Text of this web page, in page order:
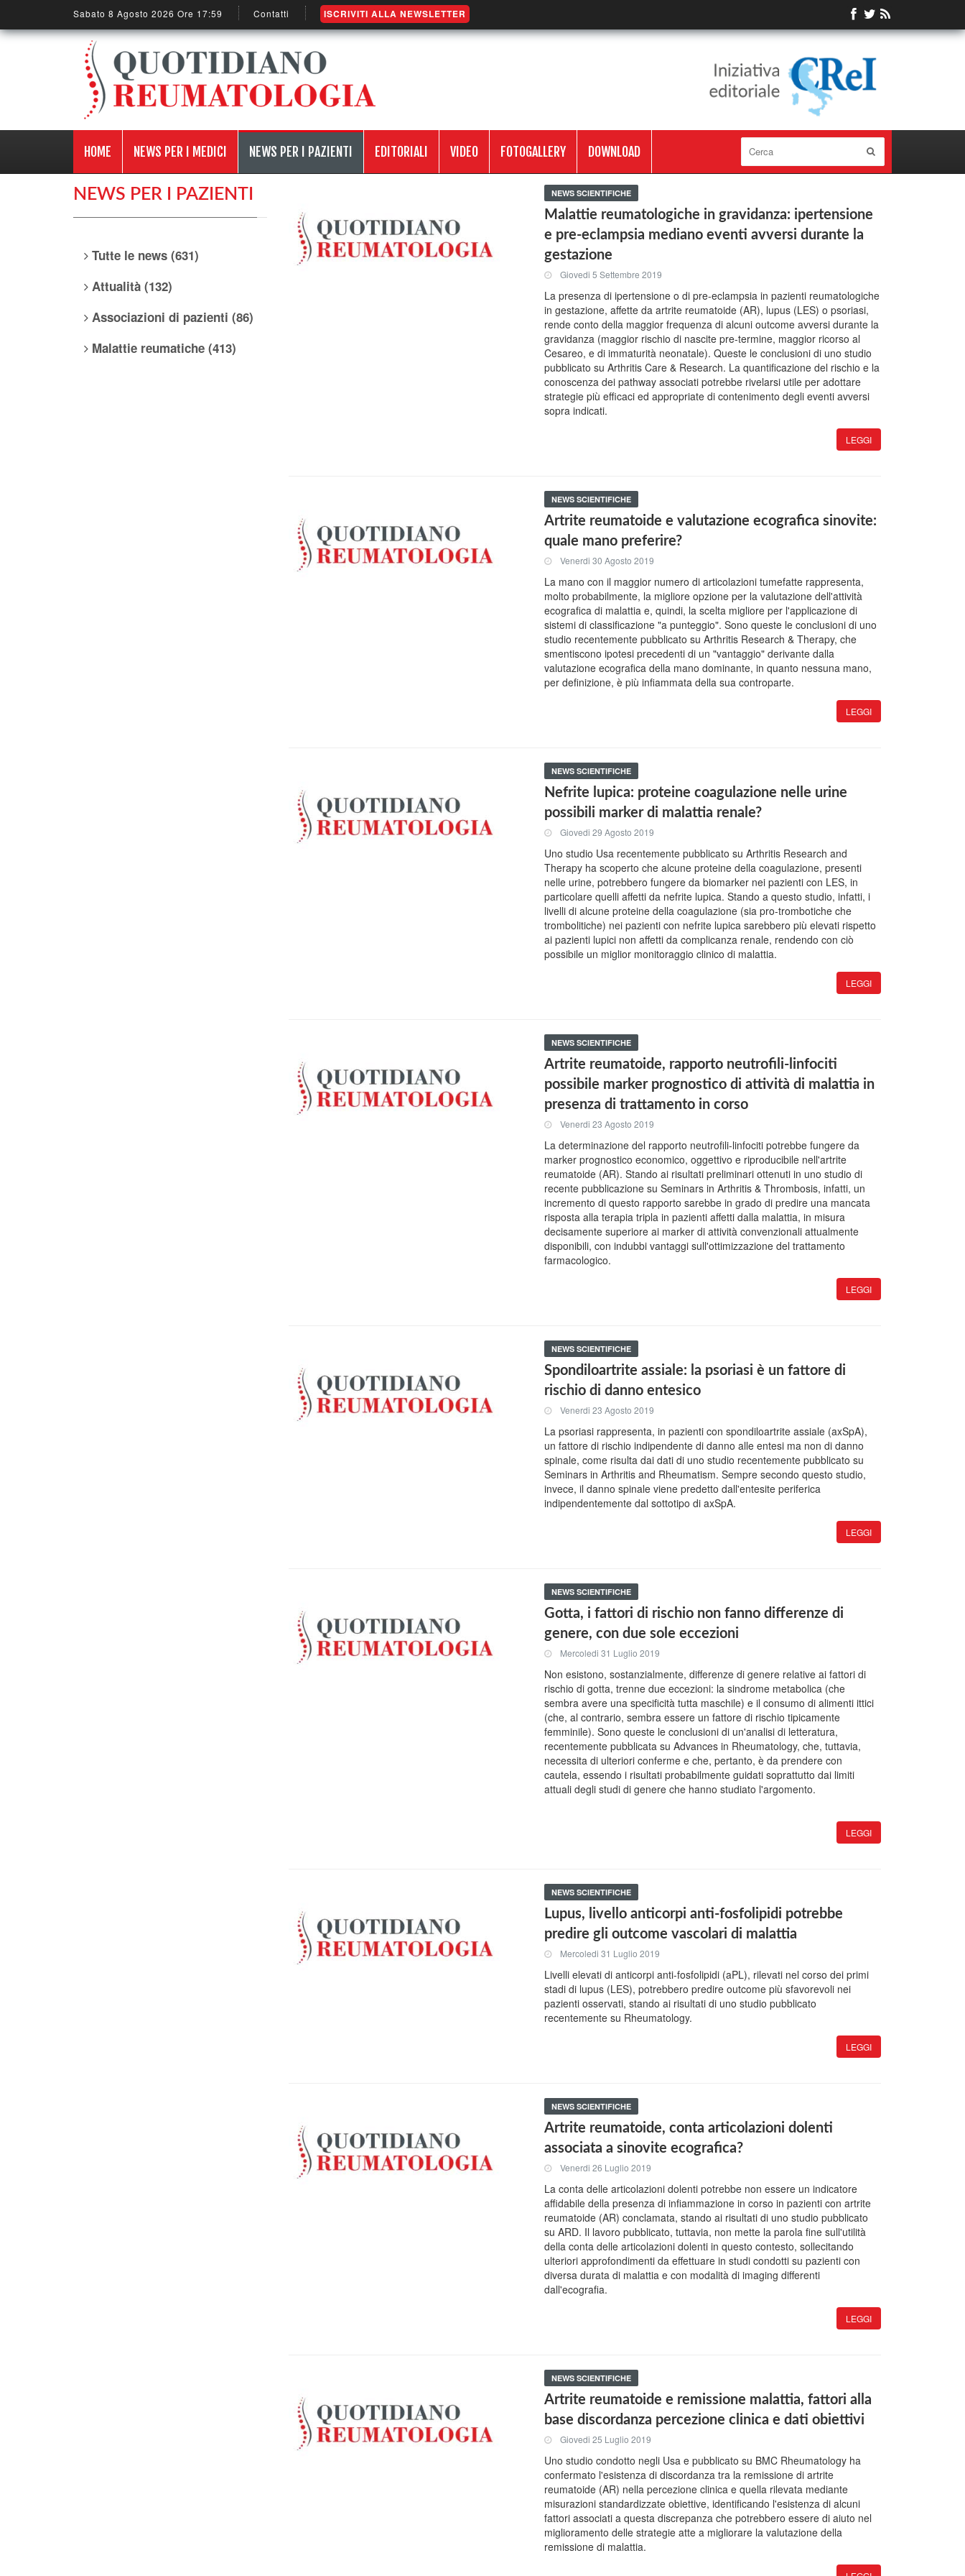
Sabato 8 Agosto 2026 Ore 17:59 Contatti ISCRIVITI ALLA NEWSLETTER
HOME NEWS PER I MEDICI NEWS PER I PAZIENTI EDITORIALI VIDEO FOTOGALLERY DOWNLOAD
NEWS PER I PAZIENTI
Tutte le news (631)
Attualità (132)
Associazioni di pazienti (86)
Malattie reumatiche (413)
NEWS SCIENTIFICHE
Malattie reumatologiche in gravidanza: ipertensione
e pre-eclampsia mediano eventi avversi durante la
gestazione
Giovedi 5 Settembre 2019
La presenza di ipertensione o di pre-eclampsia in pazienti reumatologiche
in gestazione, affette da artrite reumatoide (AR), lupus (LES) o psoriasi,
rende conto della maggior frequenza di alcuni outcome avversi durante la
gravidanza (maggior rischio di nascite pre-termine, maggior ricorso al
Cesareo, e di immaturità neonatale). Queste le conclusioni di uno studio
pubblicato su Arthritis Care & Research. La quantificazione del rischio e la
conoscenza dei pathway associati potrebbe rivelarsi utile per adottare
strategie più efficaci ed appropriate di contenimento degli eventi avversi
sopra indicati.
LEGGI
NEWS SCIENTIFICHE
Artrite reumatoide e valutazione ecografica sinovite:
quale mano preferire?
Venerdi 30 Agosto 2019
La mano con il maggior numero di articolazioni tumefatte rappresenta,
molto probabilmente, la migliore opzione per la valutazione dell'attività
ecografica di malattia e, quindi, la scelta migliore per l'applicazione di
sistemi di classificazione "a punteggio". Sono queste le conclusioni di uno
studio recentemente pubblicato su Arthritis Research & Therapy, che
smentiscono ipotesi precedenti di un "vantaggio" derivante dalla
valutazione ecografica della mano dominante, in quanto nessuna mano,
per definizione, è più infiammata della sua controparte.
LEGGI
NEWS SCIENTIFICHE
Nefrite lupica: proteine coagulazione nelle urine
possibili marker di malattia renale?
Giovedi 29 Agosto 2019
Uno studio Usa recentemente pubblicato su Arthritis Research and
Therapy ha scoperto che alcune proteine della coagulazione, presenti
nelle urine, potrebbero fungere da biomarker nei pazienti con LES, in
particolare quelli affetti da nefrite lupica. Stando a questo studio, infatti, i
livelli di alcune proteine della coagulazione (sia pro-trombotiche che
trombolitiche) nei pazienti con nefrite lupica sarebbero più elevati rispetto
ai pazienti lupici non affetti da complicanza renale, rendendo con ciò
possibile un miglior monitoraggio clinico di malattia.
LEGGI
NEWS SCIENTIFICHE
Artrite reumatoide, rapporto neutrofili-linfociti
possibile marker prognostico di attività di malattia in
presenza di trattamento in corso
Venerdi 23 Agosto 2019
La determinazione del rapporto neutrofili-linfociti potrebbe fungere da
marker prognostico economico, oggettivo e riproducibile nell'artrite
reumatoide (AR). Stando ai risultati preliminari ottenuti in uno studio di
recente pubblicazione su Seminars in Arthritis & Thrombosis, infatti, un
incremento di questo rapporto sarebbe in grado di predire una mancata
risposta alla terapia tripla in pazienti affetti dalla malattia, in misura
decisamente superiore ai marker di attività convenzionali attualmente
disponibili, con indubbi vantaggi sull'ottimizzazione del trattamento
farmacologico.
LEGGI
NEWS SCIENTIFICHE
Spondiloartrite assiale: la psoriasi è un fattore di
rischio di danno entesico
Venerdi 23 Agosto 2019
La psoriasi rappresenta, in pazienti con spondiloartrite assiale (axSpA),
un fattore di rischio indipendente di danno alle entesi ma non di danno
spinale, come risulta dai dati di uno studio recentemente pubblicato su
Seminars in Arthritis and Rheumatism. Sempre secondo questo studio,
invece, il danno spinale viene predetto dall'entesite periferica
indipendentemente dal sottotipo di axSpA.
LEGGI
NEWS SCIENTIFICHE
Gotta, i fattori di rischio non fanno differenze di
genere, con due sole eccezioni
Mercoledi 31 Luglio 2019
Non esistono, sostanzialmente, differenze di genere relative ai fattori di
rischio di gotta, trenne due eccezioni: la sindrome metabolica (che
sembra avere una specificità tutta maschile) e il consumo di alimenti ittici
(che, al contrario, sembra essere un fattore di rischio tipicamente
femminile). Sono queste le conclusioni di un'analisi di letteratura,
recentemente pubblicata su Advances in Rheumatology, che, tuttavia,
necessita di ulteriori conferme e che, pertanto, è da prendere con
cautela, essendo i risultati probabilmente guidati soprattutto dai limiti
attuali degli studi di genere che hanno studiato l'argomento.
LEGGI
NEWS SCIENTIFICHE
Lupus, livello anticorpi anti-fosfolipidi potrebbe
predire gli outcome vascolari di malattia
Mercoledi 31 Luglio 2019
Livelli elevati di anticorpi anti-fosfolipidi (aPL), rilevati nel corso dei primi
stadi di lupus (LES), potrebbero predire outcome più sfavorevoli nei
pazienti osservati, stando ai risultati di uno studio pubblicato
recentemente su Rheumatology.
LEGGI
NEWS SCIENTIFICHE
Artrite reumatoide, conta articolazioni dolenti
associata a sinovite ecografica?
Venerdi 26 Luglio 2019
La conta delle articolazioni dolenti potrebbe non essere un indicatore
affidabile della presenza di infiammazione in corso in pazienti con artrite
reumatoide (AR) conclamata, stando ai risultati di uno studio pubblicato
su ARD. Il lavoro pubblicato, tuttavia, non mette la parola fine sull'utilità
della conta delle articolazioni dolenti in questo contesto, sollecitando
ulteriori approfondimenti da effettuare in studi condotti su pazienti con
diversa durata di malattia e con modalità di imaging differenti
dall'ecografia.
LEGGI
NEWS SCIENTIFICHE
Artrite reumatoide e remissione malattia, fattori alla
base discordanza percezione clinica e dati obiettivi
Giovedi 25 Luglio 2019
Uno studio condotto negli Usa e pubblicato su BMC Rheumatology ha
confermato l'esistenza di discordanza tra la remissione di artrite
reumatoide (AR) nella percezione clinica e quella rilevata mediante
misurazioni standardizzate obiettive, identificando l'esistenza di alcuni
fattori associati a questa discrepanza che potrebbero essere di aiuto nel
miglioramento delle strategie atte a migliorare la valutazione della
remissione di malattia.